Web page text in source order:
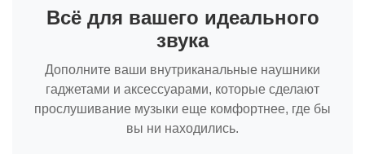
Всё для вашего идеального
звука
Дополните ваши внутриканальные наушники
гаджетами и аксессуарами, которые сделают
прослушивание музыки еще комфортнее, где бы
вы ни находились.